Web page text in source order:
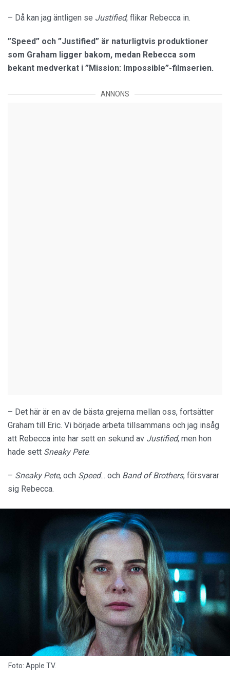
– Då kan jag äntligen se Justified, flikar Rebecca in.
”Speed” och ”Justified” är naturligtvis produktioner
som Graham ligger bakom, medan Rebecca som
bekant medverkat i ”Mission: Impossible”-filmserien.
ANNONS
– Det här är en av de bästa grejerna mellan oss, fortsätter
Graham till Eric. Vi började arbeta tillsammans och jag insåg
att Rebecca inte har sett en sekund av Justified, men hon
hade sett Sneaky Pete.
– Sneaky Pete, och Speed... och Band of Brothers, försvarar
sig Rebecca.
Foto: Apple TV.